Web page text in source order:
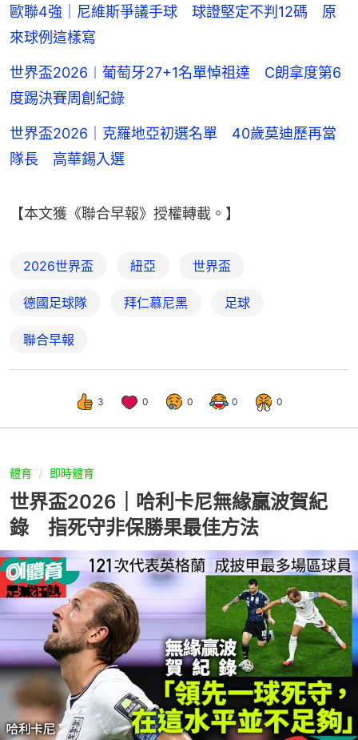
歐聯4強｜尼維斯爭議手球 球證堅定不判12碼 原
來球例這樣寫
世界盃2026︱葡萄牙27+1名單悼祖達 C朗拿度第6
度踢決賽周創紀錄
世界盃2026｜克羅地亞初選名單 40歲莫迪歷再當
隊長 高華錫入選
【本文獲《聯合早報》授權轉載。】
2026世界盃 紐亞 世界盃
德國足球隊 拜仁慕尼黑 足球
聯合早報
3 0 0 0 0
體育 即時體育
世界盃2026｜哈利卡尼無緣贏波賀紀
錄 指死守非保勝果最佳方法